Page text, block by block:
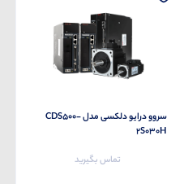
سروو درایو دلکسی مدل CDS500-
2S030H
تماس بگیرید